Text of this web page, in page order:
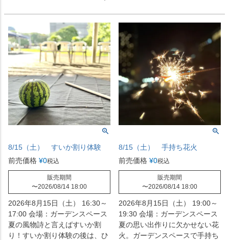
8/15（土） すいか割り体験
前売価格 ¥0税込
販売期間
〜2026/08/14 18:00
2026年8月15日（土） 16:30～
17:00 会場：ガーデンスペース
夏の風物詩と言えばすいか割
り！すいか割り体験の後は、ひ
8/15（土） 手持ち花火
前売価格 ¥0税込
販売期間
〜2026/08/14 18:00
2026年8月15日（土） 19:00～
19:30 会場：ガーデンスペース
夏の思い出作りに欠かせない花
火。ガーデンスペースで手持ち